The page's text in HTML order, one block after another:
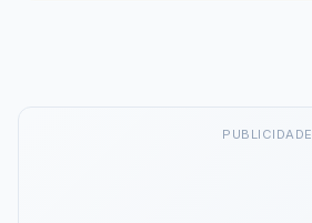
PUBLICIDADE